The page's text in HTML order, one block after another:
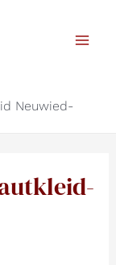
Neuwied-